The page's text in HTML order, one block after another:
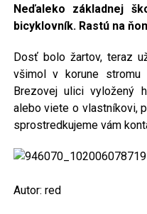
Neďaleko základnej
bicyklovník. Rastú na
Dosť bolo žartov, teraz
všimol v korune
Brezovej ulici vyložený
alebo viete o vlastníkovi,
sprostredkujeme vám
Autor: red